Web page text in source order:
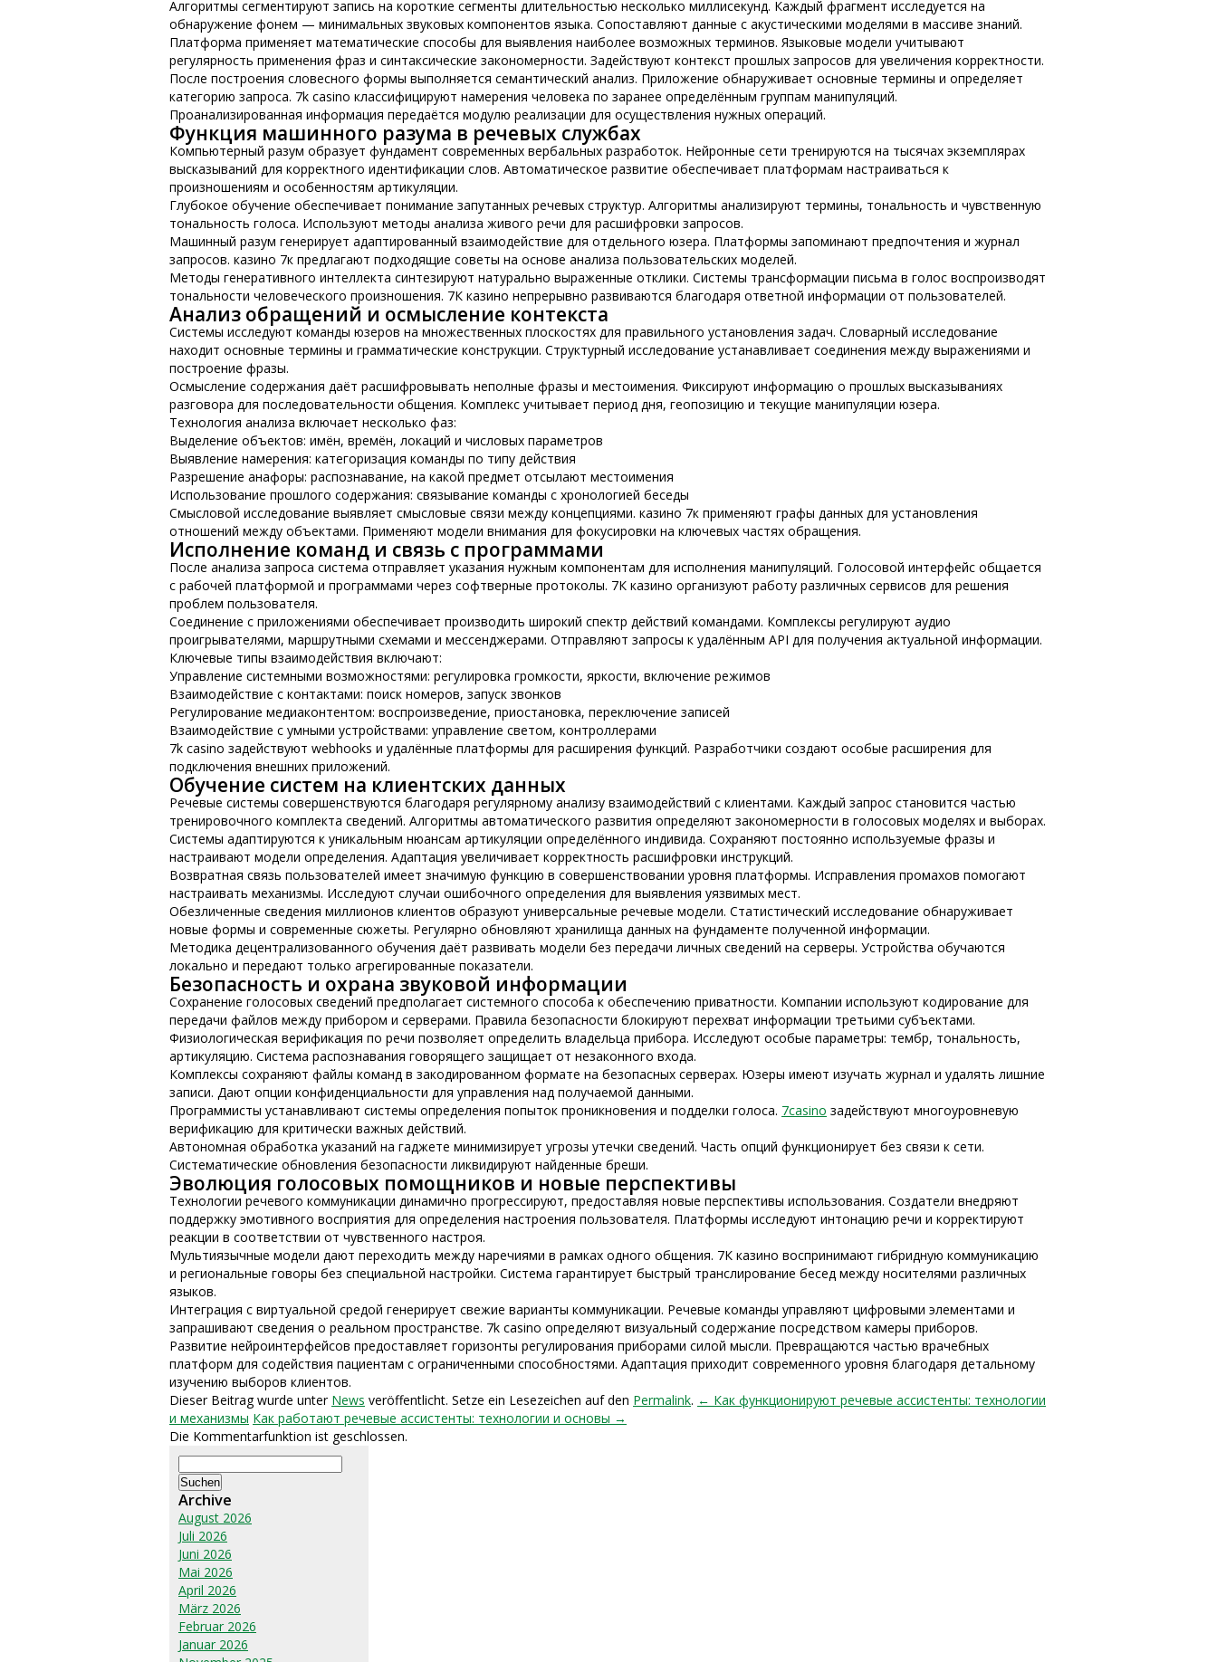
Алгоритмы сегментируют запись на короткие сегменты длительностью несколько миллисекунд. Каждый фрагмент исследуется на
обнаружение фонем — минимальных звуковых компонентов языка. Сопоставляют данные с акустическими моделями в массиве знаний.
Платформа применяет математические способы для выявления наиболее возможных терминов. Языковые модели учитывают
регулярность применения фраз и синтаксические закономерности. Задействуют контекст прошлых запросов для увеличения корректности.
После построения словесного формы выполняется семантический анализ. Приложение обнаруживает основные термины и определяет
категорию запроса. 7k casino классифицируют намерения человека по заранее определённым группам манипуляций.
Проанализированная информация передаётся модулю реализации для осуществления нужных операций.
Функция машинного разума в речевых службах
Компьютерный разум образует фундамент современных вербальных разработок. Нейронные сети тренируются на тысячах экземплярах
высказываний для корректного идентификации слов. Автоматическое развитие обеспечивает платформам настраиваться к
произношениям и особенностям артикуляции.
Глубокое обучение обеспечивает понимание запутанных речевых структур. Алгоритмы анализируют термины, тональность и чувственную
тональность голоса. Используют методы анализа живого речи для расшифровки запросов.
Машинный разум генерирует адаптированный взаимодействие для отдельного юзера. Платформы запоминают предпочтения и журнал
запросов. казино 7к предлагают подходящие советы на основе анализа пользовательских моделей.
Методы генеративного интеллекта синтезируют натурально выраженные отклики. Системы трансформации письма в голос воспроизводят
тональности человеческого произношения. 7К казино непрерывно развиваются благодаря ответной информации от пользователей.
Анализ обращений и осмысление контекста
Системы исследуют команды юзеров на множественных плоскостях для правильного установления задач. Словарный исследование
находит основные термины и грамматические конструкции. Структурный исследование устанавливает соединения между выражениями и
построение фразы.
Осмысление содержания даёт расшифровывать неполные фразы и местоимения. Фиксируют информацию о прошлых высказываниях
разговора для последовательности общения. Комплекс учитывает период дня, геопозицию и текущие манипуляции юзера.
Технология анализа включает несколько фаз:
Выделение объектов: имён, времён, локаций и числовых параметров
Выявление намерения: категоризация команды по типу действия
Разрешение анафоры: распознавание, на какой предмет отсылают местоимения
Использование прошлого содержания: связывание команды с хронологией беседы
Смысловой исследование выявляет смысловые связи между концепциями. казино 7к применяют графы данных для установления
отношений между объектами. Применяют модели внимания для фокусировки на ключевых частях обращения.
Исполнение команд и связь с программами
После анализа запроса система отправляет указания нужным компонентам для исполнения манипуляций. Голосовой интерфейс общается
с рабочей платформой и программами через софтверные протоколы. 7К казино организуют работу различных сервисов для решения
проблем пользователя.
Соединение с приложениями обеспечивает производить широкий спектр действий командами. Комплексы регулируют аудио
проигрывателями, маршрутными схемами и мессенджерами. Отправляют запросы к удалённым API для получения актуальной информации.
Ключевые типы взаимодействия включают:
Управление системными возможностями: регулировка громкости, яркости, включение режимов
Взаимодействие с контактами: поиск номеров, запуск звонков
Регулирование медиаконтентом: воспроизведение, приостановка, переключение записей
Взаимодействие с умными устройствами: управление светом, контроллерами
7k casino задействуют webhooks и удалённые платформы для расширения функций. Разработчики создают особые расширения для
подключения внешних приложений.
Обучение систем на клиентских данных
Речевые системы совершенствуются благодаря регулярному анализу взаимодействий с клиентами. Каждый запрос становится частью
тренировочного комплекта сведений. Алгоритмы автоматического развития определяют закономерности в голосовых моделях и выборах.
Системы адаптируются к уникальным нюансам артикуляции определённого индивида. Сохраняют постоянно используемые фразы и
настраивают модели определения. Адаптация увеличивает корректность расшифровки инструкций.
Возвратная связь пользователей имеет значимую функцию в совершенствовании уровня платформы. Исправления промахов помогают
настраивать механизмы. Исследуют случаи ошибочного определения для выявления уязвимых мест.
Обезличенные сведения миллионов клиентов образуют универсальные речевые модели. Статистический исследование обнаруживает
новые формы и современные сюжеты. Регулярно обновляют хранилища данных на фундаменте полученной информации.
Методика децентрализованного обучения даёт развивать модели без передачи личных сведений на серверы. Устройства обучаются
локально и передают только агрегированные показатели.
Безопасность и охрана звуковой информации
Сохранение голосовых сведений предполагает системного способа к обеспечению приватности. Компании используют кодирование для
передачи файлов между прибором и серверами. Правила безопасности блокируют перехват информации третьими субъектами.
Физиологическая верификация по речи позволяет определить владельца прибора. Исследуют особые параметры: тембр, тональность,
артикуляцию. Система распознавания говорящего защищает от незаконного входа.
Комплексы сохраняют файлы команд в закодированном формате на безопасных серверах. Юзеры имеют изучать журнал и удалять лишние
записи. Дают опции конфиденциальности для управления над получаемой данными.
Программисты устанавливают системы определения попыток проникновения и подделки голоса. 7casino задействуют многоуровневую
верификацию для критически важных действий.
Автономная обработка указаний на гаджете минимизирует угрозы утечки сведений. Часть опций функционирует без связи к сети.
Систематические обновления безопасности ликвидируют найденные бреши.
Эволюция голосовых помощников и новые перспективы
Технологии речевого коммуникации динамично прогрессируют, предоставляя новые перспективы использования. Создатели внедряют
поддержку эмотивного восприятия для определения настроения пользователя. Платформы исследуют интонацию речи и корректируют
реакции в соответствии от чувственного настроя.
Мультиязычные модели дают переходить между наречиями в рамках одного общения. 7К казино воспринимают гибридную коммуникацию
и региональные говоры без специальной настройки. Система гарантирует быстрый транслирование бесед между носителями различных
языков.
Интеграция с виртуальной средой генерирует свежие варианты коммуникации. Речевые команды управляют цифровыми элементами и
запрашивают сведения о реальном пространстве. 7k casino определяют визуальный содержание посредством камеры приборов.
Развитие нейроинтерфейсов предоставляет горизонты регулирования приборами силой мысли. Превращаются частью врачебных
платформ для содействия пациентам с ограниченными способностями. Адаптация приходит современного уровня благодаря детальному
изучению выборов клиентов.
Dieser Beitrag wurde unter News veröffentlicht. Setze ein Lesezeichen auf den Permalink. ← Как функционируют речевые ассистенты: технологии
и механизмы Как работают речевые ассистенты: технологии и основы →
Die Kommentarfunktion ist geschlossen.
Suchen
nach:
Archive
August 2026
Juli 2026
Juni 2026
Mai 2026
April 2026
März 2026
Februar 2026
Januar 2026